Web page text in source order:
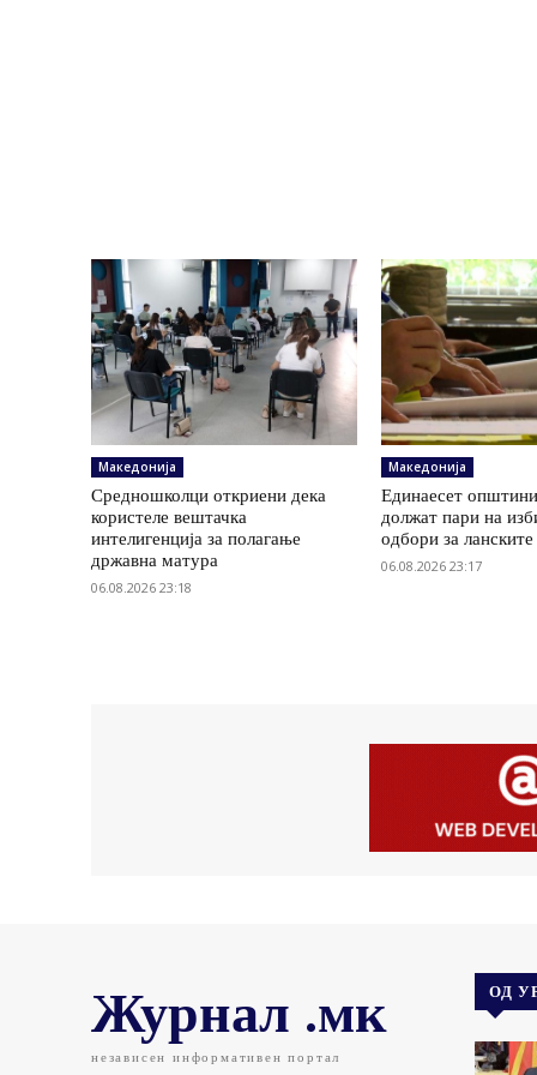
Македонија
Средношколци откриени дека
користеле вештачка
интелигенција за полагање
државна матура
06.08.2026 23:18
Македонија
Единаесет
должат пари на
одбори за
06.08.2026 23:17
Журнал .мк
независен информативен портал
ОД